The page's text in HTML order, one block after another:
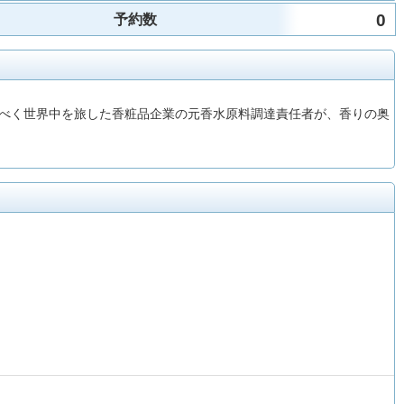
予約数 0
世界中を旅した香粧品企業の元香水原料調達責任者が、香りの奥